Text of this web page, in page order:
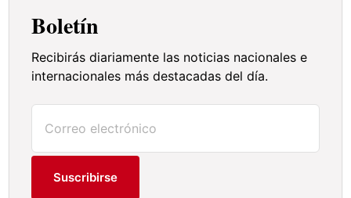
Boletín
Recibirás diariamente las noticias nacionales e
internacionales más destacadas del día.
Suscribirse